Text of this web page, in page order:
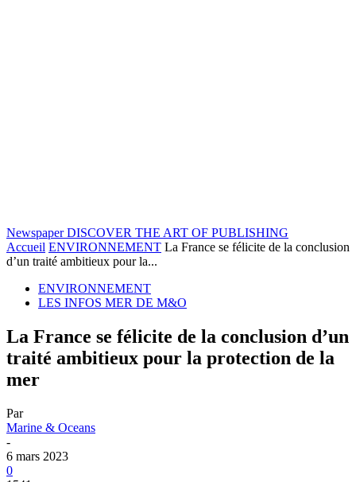
Newspaper DISCOVER THE ART OF PUBLISHING
Accueil ENVIRONNEMENT La France se félicite de la conclusion
d’un traité ambitieux pour la...
ENVIRONNEMENT
LES INFOS MER DE M&O
La France se félicite de la conclusion d’un
traité ambitieux pour la protection de la
mer
Par
Marine & Oceans
-
6 mars 2023
0